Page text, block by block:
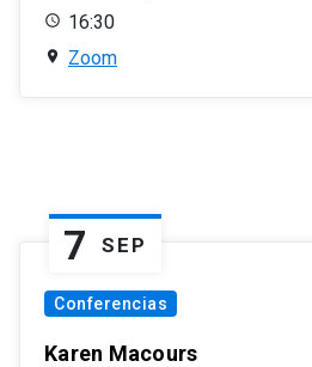
16:30
Zoom
7 SEP
Conferencias
Karen Macours